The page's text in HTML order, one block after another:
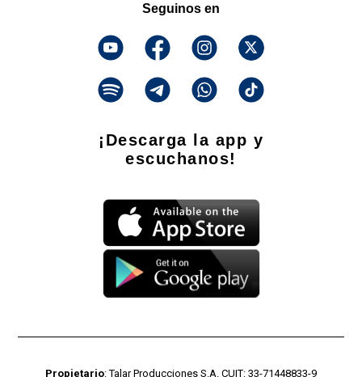
Seguinos en
¡Descarga la app y
escuchanos!
Propietario: Talar Producciones S.A. CUIT: 33-71448833-9